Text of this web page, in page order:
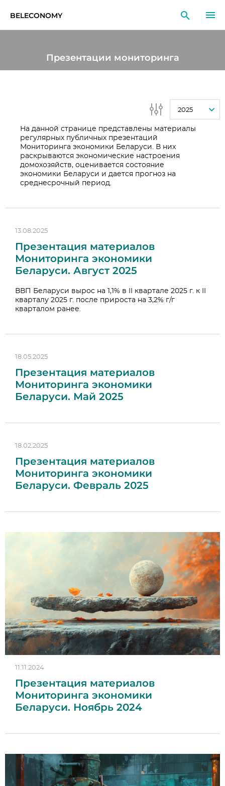
BELECONOMY
СОБЫТИЯ
Презентации мониторинга
2025
На данной странице представлены материалы
регулярных публичных презентаций
Мониторинга экономики Беларуси. В них
раскрываются экономические настроения
домохозяйств, оценивается состояние
экономики Беларуси и дается прогноз на
среднесрочный период.
13.08.2025
Презентация материалов
Мониторинга экономики
Беларуси. Август 2025
ВВП Беларуси вырос на 1,1% в II квартале 2025 г. к II
кварталу 2025 г. после прироста на 3,2% г/г
кварталом ранее.
18.05.2025
Презентация материалов
Мониторинга экономики
Беларуси. Май 2025
18.02.2025
Презентация материалов
Мониторинга экономики
Беларуси. Февраль 2025
11.11.2024
Презентация материалов
Мониторинга экономики
Беларуси. Ноябрь 2024